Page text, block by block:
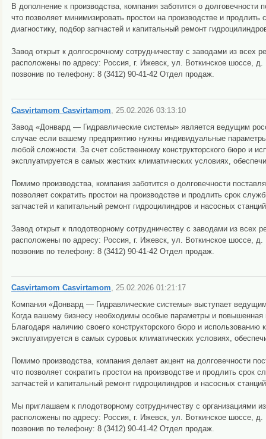
В дополнение к производства, компания заботится о
что позволяет минимизировать простои на производстве и
диагностику, подбор запчастей и капитальный ремонт
Завод открыт к долгосрочному сотрудничеству с заводами из
расположены по адресу: Россия, г. Ижевск, ул. Воткинское шоссе,
позвонив по телефону: 8 (3412) 90-41-42 Отдел продаж.
Casvirtamom Casvirtamom, 25.02.2026 03:13:10
Завод «Донвард — Гидравлические системы» является ведущим
случае если вашему предприятию нужны индивидуальные
любой сложности. За счет собственному конструкторского бюро и
эксплуатируется в самых жестких климатических условиях,
Помимо производства, компания заботится о долговечности
позволяет сократить простои на производстве и продлить срок
запчастей и капитальный ремонт гидроцилиндров и насосных
Завод открыт к плодотворному сотрудничеству с заводами из
расположены по адресу: Россия, г. Ижевск, ул. Воткинское шоссе,
позвонив по телефону: 8 (3412) 90-41-42 Отдел продаж.
Casvirtamom Casvirtamom, 25.02.2026 01:21:17
Компания «Донвард — Гидравлические системы» выступает
Когда вашему бизнесу необходимы особые параметры и повышенная
Благодаря наличию своего конструкторского бюро и
эксплуатируется в самых суровых климатических условиях,
Помимо производства, компания делает акцент на долговечности
что позволяет сократить простои на производстве и продлить
запчастей и капитальный ремонт гидроцилиндров и насосных
Мы приглашаем к плодотворному сотрудничеству с организациями
расположены по адресу: Россия, г. Ижевск, ул. Воткинское шоссе,
позвонив по телефону: 8 (3412) 90-41-42 Отдел продаж.